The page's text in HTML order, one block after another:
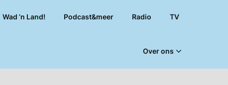
Wad ’n Land! Podcast&meer Radio TV
Over ons